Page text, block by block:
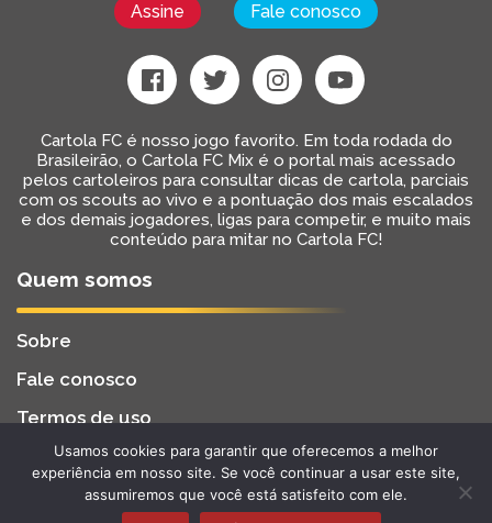
Assine Fale conosco
Cartola FC é nosso jogo favorito. Em toda rodada do
Brasileirão, o Cartola FC Mix é o portal mais acessado
pelos cartoleiros para consultar dicas de cartola, parciais
com os scouts ao vivo e a pontuação dos mais escalados
e dos demais jogadores, ligas para competir, e muito mais
conteúdo para mitar no Cartola FC!
Quem somos
Sobre
Fale conosco
Termos de uso
2022 - Todos os Direitos Reservados
Desenvolvido por BW2 Tecnologia
Usamos cookies para garantir que oferecemos a melhor
experiência em nosso site. Se você continuar a usar este site,
assumiremos que você está satisfeito com ele.